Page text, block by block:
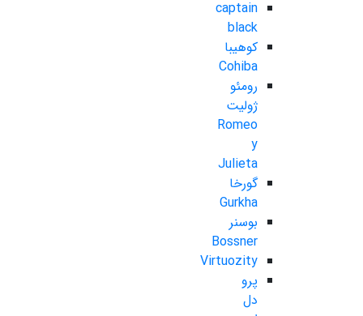
captain
black
کوهیبا
Cohiba
رومئو
ژولیت
Romeo
y
Julieta
گورخا
Gurkha
بوسنر
Bossner
Virtuozity
پرو
دل